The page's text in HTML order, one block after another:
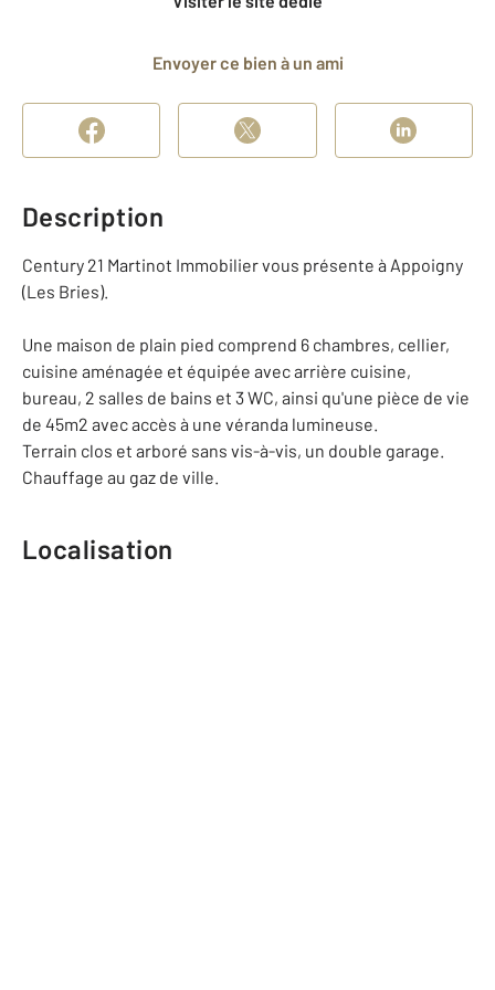
Envoyer ce bien à un ami
Description
Century 21 Martinot Immobilier vous présente à Appoigny
(Les Bries).
Une maison de plain pied comprend 6 chambres, cellier,
cuisine aménagée et équipée avec arrière cuisine,
bureau, 2 salles de bains et 3 WC, ainsi qu'une pièce de vie
de 45m2 avec accès à une véranda lumineuse.
Terrain clos et arboré sans vis-à-vis, un double garage.
Chauffage au gaz de ville.
Localisation